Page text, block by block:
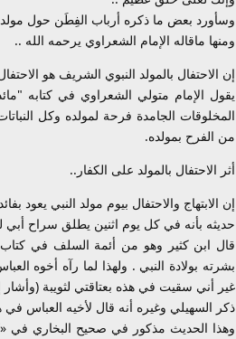
وسأورد بعض ما ذكره أرباب الفِطَن حول
ومنها ماقاله الإمام الشعراوي يرحمه الله ..
إن الاحتفال بالمولد النبوي الشريف هو
المخلوقات الجامدة فرحة لمولده وكل
من الفرح بمولده.
أثر الاحتفال بالمولد على الكفار..
إن الابتهاج والاحتفال بيوم مولد النبي
حديثه بأنه في كل يوم اثنين يطلق سراح أبي
قال ابن كثير وهو من أئمة السلف في كتاب
بشرته بولادة النبي . ولهذا لما رآه أخوه
غير أني سقيت في هذه بعتاقتي لثويبة (وأشار
ذكر السهيلي وغيره أنه قال لأخيه العباس